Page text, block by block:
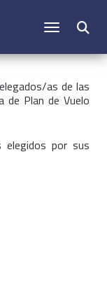
CAMBIAR
as de las
de Plan de Vuelo
elegidos por sus